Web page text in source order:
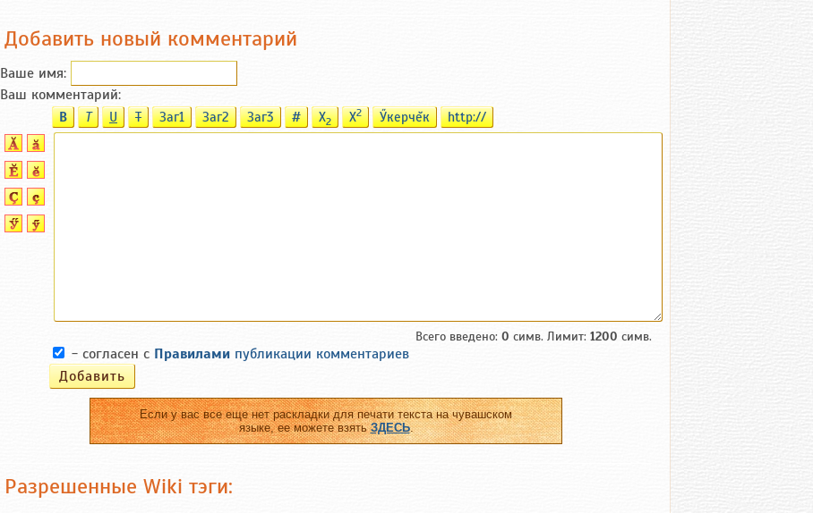
Добавить новый комментарий
Ваше имя:
Ваш комментарий:
B T U T Заг1 Заг2 Заг3 # X2 X2 Ӳкерчĕк http://
Всего введено: 0 симв. Лимит: 1200 симв.
- согласен с Правилами публикации комментариев
Если у вас все еще нет раскладки для печати текста на чувашском
языке, ее можете взятьЗДЕСЬ.
Разрешенные Wiki тэги: